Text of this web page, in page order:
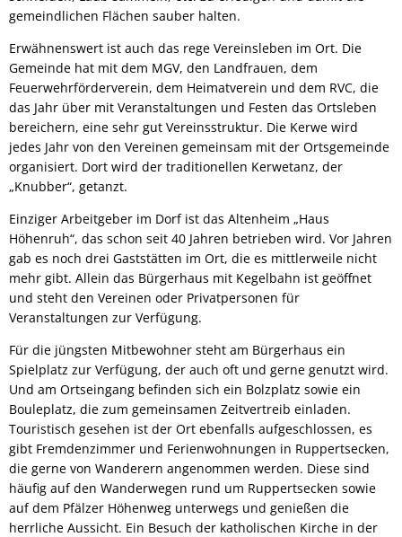
gemeindlichen Flächen sauber halten.
Erwähnenswert ist auch das rege Vereinsleben im Ort. Die
Gemeinde hat mit dem MGV, den Landfrauen, dem
Feuerwehrförderverein, dem Heimatverein und dem RVC, die
das Jahr über mit Veranstaltungen und Festen das Ortsleben
bereichern, eine sehr gut Vereinsstruktur. Die Kerwe wird
jedes Jahr von den Vereinen gemeinsam mit der Ortsgemeinde
organisiert. Dort wird der traditionellen Kerwetanz, der
„Knubber“, getanzt.
Einziger Arbeitgeber im Dorf ist das Altenheim „Haus
Höhenruh“, das schon seit 40 Jahren betrieben wird. Vor Jahren
gab es noch drei Gaststätten im Ort, die es mittlerweile nicht
mehr gibt. Allein das Bürgerhaus mit Kegelbahn ist geöffnet
und steht den Vereinen oder Privatpersonen für
Veranstaltungen zur Verfügung.
Für die jüngsten Mitbewohner steht am Bürgerhaus ein
Spielplatz zur Verfügung, der auch oft und gerne genutzt wird.
Und am Ortseingang befinden sich ein Bolzplatz sowie ein
Bouleplatz, die zum gemeinsamen Zeitvertreib einladen.
Touristisch gesehen ist der Ort ebenfalls aufgeschlossen, es
gibt Fremdenzimmer und Ferienwohnungen in Ruppertsecken,
die gerne von Wanderern angenommen werden. Diese sind
häufig auf den Wanderwegen rund um Ruppertsecken sowie
auf dem Pfälzer Höhenweg unterwegs und genießen die
herrliche Aussicht. Ein Besuch der katholischen Kirche in der